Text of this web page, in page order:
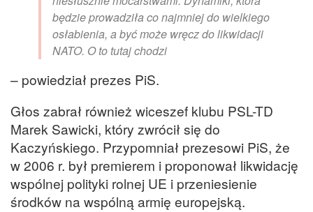
będzie prowadziła co najmniej do wielkiego
osłabienia, a być może wręcz do likwidacji
NATO. O to tutaj chodzi
– powiedział prezes PiS.
Głos zabrał również wiceszef klubu PSL-TD
Marek Sawicki, który zwrócił się do
Kaczyńskiego. Przypomniał prezesowi PiS, że
w 2006 r. był premierem i proponował likwidację
wspólnej polityki rolnej UE i przeniesienie
środków na wspólną armię europejską.